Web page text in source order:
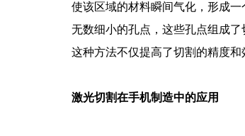
使该区域的材料瞬间气化，形成
无数细小的孔点，这些孔点组成
这种方法不仅提高了切割的精度和
激光切割在手机制造中的应用